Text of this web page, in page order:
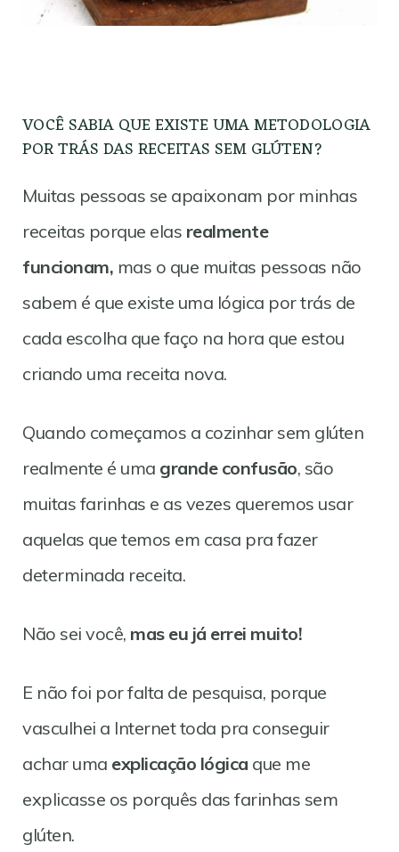
VOCÊ SABIA QUE EXISTE UMA METODOLOGIA
POR TRÁS DAS RECEITAS SEM GLÚTEN?
Muitas pessoas se apaixonam por minhas
receitas porque elas realmente
funcionam, mas o que muitas pessoas não
sabem é que existe uma lógica por trás de
cada escolha que faço na hora que estou
criando uma receita nova.
Quando começamos a cozinhar sem glúten
realmente é uma grande confusão, são
muitas farinhas e as vezes queremos usar
aquelas que temos em casa pra fazer
determinada receita.
Não sei você, mas eu já errei muito!
E não foi por falta de pesquisa, porque
vasculhei a Internet toda pra conseguir
achar uma explicação lógica que me
explicasse os porquês das farinhas sem
glúten.